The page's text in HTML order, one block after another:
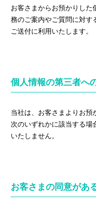
お客さまからお預かりした
務のご案内やご質問に対す
ご送付に利用いたします。
個人情報の第三者へ
当社は、お客さまよりお預
次のいずれかに該当する場
いたしません。
お客さまの同意があ